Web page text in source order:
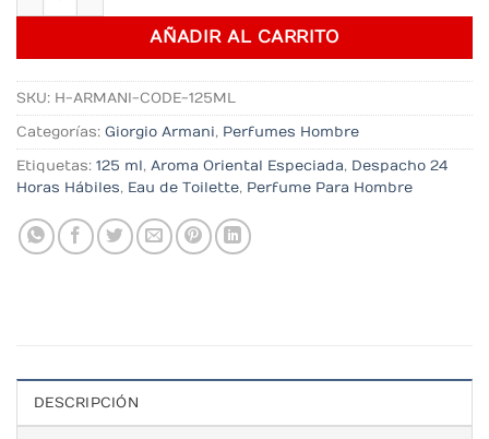
AÑADIR AL CARRITO
SKU: H-ARMANI-CODE-125ML
Categorías: Giorgio Armani, Perfumes Hombre
Etiquetas: 125 ml, Aroma Oriental Especiada, Despacho 24
Horas Hábiles, Eau de Toilette, Perfume Para Hombre
DESCRIPCIÓN